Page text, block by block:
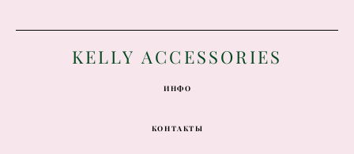
KELLY ACCESSORIES
ИНФО
КОНТАКТЫ